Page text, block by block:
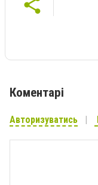
Коментарі
Авторизуватись